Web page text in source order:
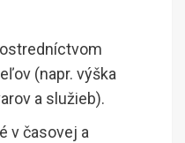
(napr. výška
a služieb).
v časovej a